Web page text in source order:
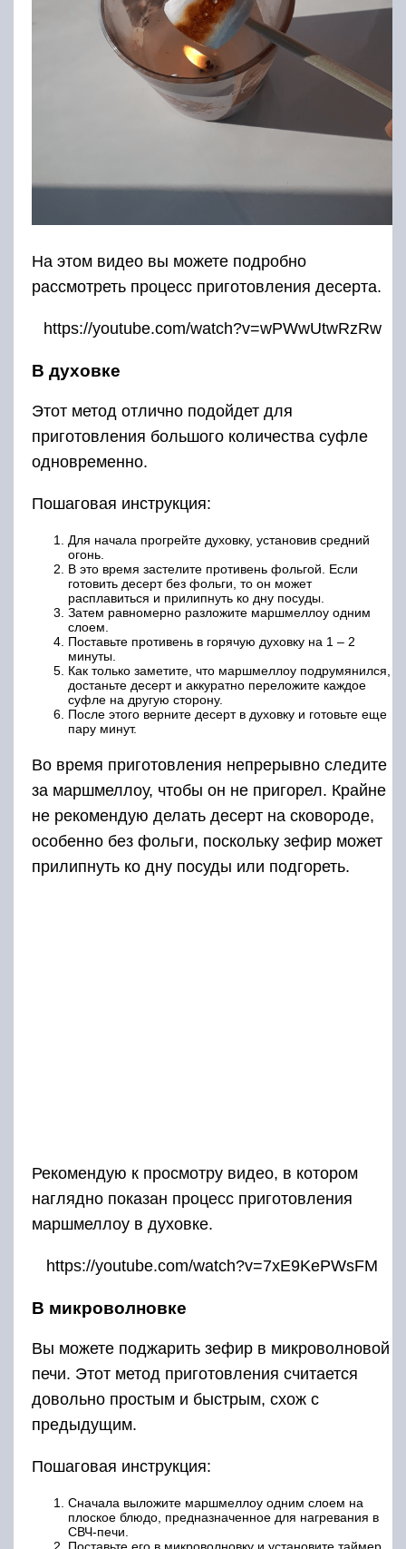
На этом видео вы можете подробно
рассмотреть процесс приготовления десерта.
https://youtube.com/watch?v=wPWwUtwRzRw
В духовке
Этот метод отлично подойдет для
приготовления большого количества суфле
одновременно.
Пошаговая инструкция:
Для начала прогрейте духовку, установив средний
огонь.
В это время застелите противень фольгой. Если
готовить десерт без фольги, то он может
расплавиться и прилипнуть ко дну посуды.
Затем равномерно разложите маршмеллоу одним
слоем.
Поставьте противень в горячую духовку на 1 – 2
минуты.
Как только заметите, что маршмеллоу подрумянился,
достаньте десерт и аккуратно переложите каждое
суфле на другую сторону.
После этого верните десерт в духовку и готовьте еще
пару минут.
Во время приготовления непрерывно следите
за маршмеллоу, чтобы он не пригорел. Крайне
не рекомендую делать десерт на сковороде,
особенно без фольги, поскольку зефир может
прилипнуть ко дну посуды или подгореть.
Рекомендую к просмотру видео, в котором
наглядно показан процесс приготовления
маршмеллоу в духовке.
https://youtube.com/watch?v=7xE9KePWsFM
В микроволновке
Вы можете поджарить зефир в микроволновой
печи. Этот метод приготовления считается
довольно простым и быстрым, схож с
предыдущим.
Пошаговая инструкция:
Сначала выложите маршмеллоу одним слоем на
плоское блюдо, предназначенное для нагревания в
СВЧ-печи.
Поставьте его в микроволновку и установите таймер